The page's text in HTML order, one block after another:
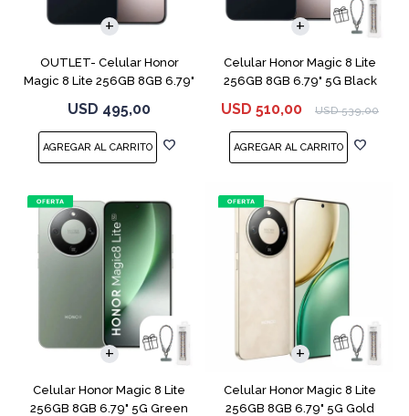
OUTLET- Celular Honor
Magic 8 Lite 256GB 8GB 6.79"
USD 495,00
Celular Honor Magic 8 Lite
256GB 8GB 6.79" 5G Black
USD 510,00 USD 539,00
Celular Honor Magic 8 Lite
256GB 8GB 6.79" 5G Green
COMPARAR
Celular Honor Magic 8 Lite
256GB 8GB 6.79" 5G Gold
COMPARAR